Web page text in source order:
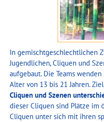
In gemischtgeschlechtlichen
Jugendlichen, Cliquen und
aufgebaut. Die Teams
Alter von 13 bis 21 Jahren.
Cliquen und Szenen
dieser Cliquen sind Plätze im
Cliquen unter sich mit ihren